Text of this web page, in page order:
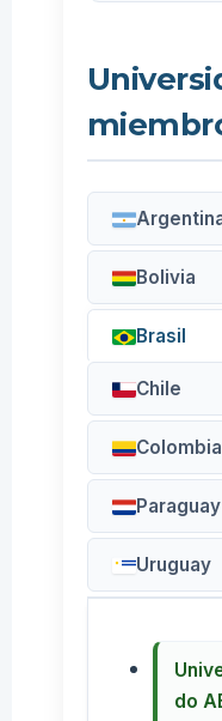
Bolivia
Brasil
Chile
Colombia
Paraguay
Uruguay
do